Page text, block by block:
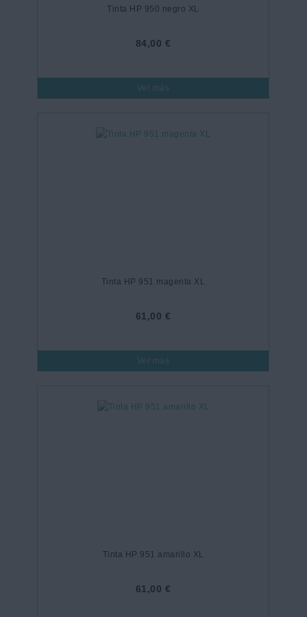
Tinta HP 950 negro XL
84,00 €
Ver más
Tinta HP 951 magenta XL
61,00 €
Ver más
Tinta HP 951 amarillo XL
61,00 €